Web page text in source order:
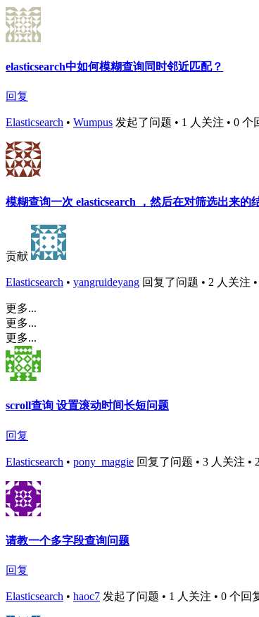
elasticsearch中如何模糊查询同时邻近匹配？
回复
Elasticsearch • Wumpus 发起了问题 • 1 人关注 • 0 个
模糊查询一次 elasticsearch ，然后在对筛选出来的
贡献
Elasticsearch • yangruideyang 回复了问题 • 2 人关注
更多...
更多...
更多...
scroll查询 设置滚动时间长短问题
回复
Elasticsearch • pony_maggie 回复了问题 • 3 人关注 •
请教一个多字段查询问题
回复
Elasticsearch • haoc7 发起了问题 • 1 人关注 • 0 个回